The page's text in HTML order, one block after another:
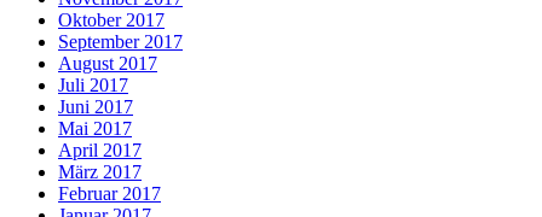
Oktober 2017
September 2017
August 2017
Juli 2017
Juni 2017
Mai 2017
April 2017
März 2017
Februar 2017